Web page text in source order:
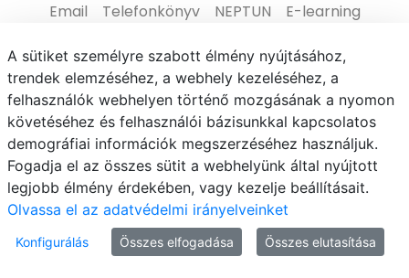
Email Telefonkönyv NEPTUN
E-learning
Médiaközpont
Informatikai Igazgatóság
Adatvédelem
© MATE 2021
A sütiket személyre szabott élmény nyújtásához,
trendek elemzéséhez, a webhely kezeléséhez, a
felhasználók webhelyen történő mozgásának a nyomon
követéséhez és felhasználói bázisunkkal kapcsolatos
demográfiai információk megszerzéséhez használjuk.
Fogadja el az összes sütit a webhelyünk által nyújtott
legjobb élmény érdekében, vagy kezelje beállításait.
Olvassa el az adatvédelmi irányelveinket
Konfigurálás Összes elfogadása Összes elutasítása